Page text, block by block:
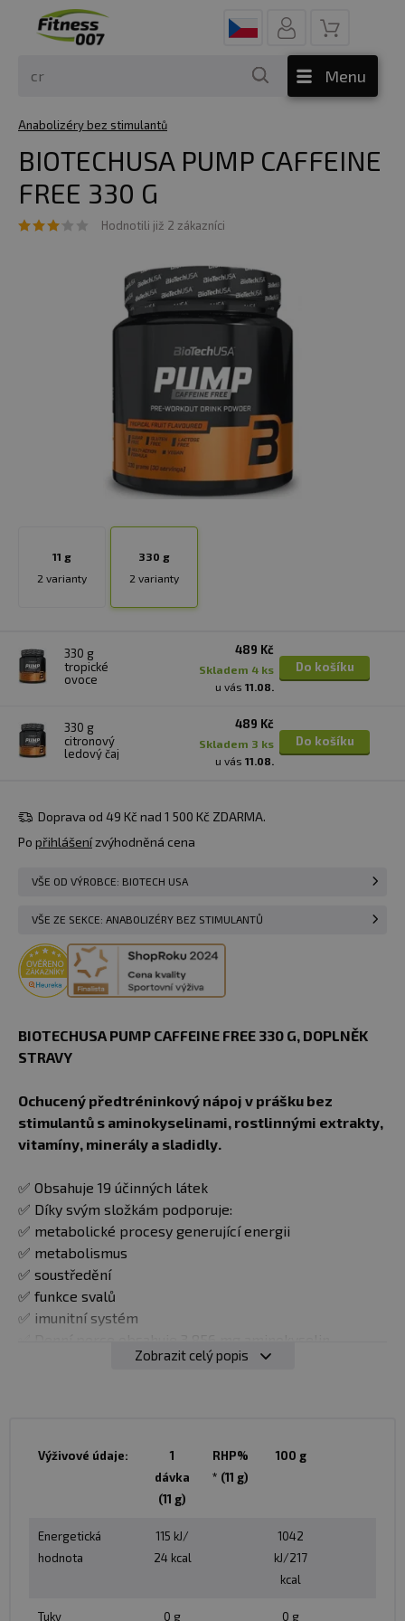
Menu
Anabolizéry bez stimulantů
BIOTECHUSA PUMP CAFFEINE
FREE 330 G
Hodnotili již 2 zákazníci
11 g
2 varianty
330 g
2 varianty
330 g
tropické
ovoce
489 Kč
skladem 4 ks
u vás 11.08.
Do košíku
330 g
citronový
ledový čaj
489 Kč
skladem 3 ks
u vás 11.08.
Do košíku
Doprava od 49 Kč nad 1 500 Kč ZDARMA.
Po přihlášenízvýhodněná cena
VŠE OD VÝROBCE: BIOTECH USA
VŠE ZE SEKCE: ANABOLIZÉRY BEZ STIMULANTŮ
BIOTECHUSA PUMP CAFFEINE FREE 330 G​, DOPLNĚK
STRAVY
Ochucený předtréninkový nápoj v prášku bez
stimulantů s aminokyselinami, rostlinnými extrakty,
vitamíny, minerály a sladidly.
✅ Obsahuje 19 účinných látek
✅ Díky svým složkám podporuje:
✅ metabolické procesy generující energii
✅ metabolismus
✅ soustředění
✅ funkce svalů
✅ imunitní systém
✅ Obsahuje 6 druhů elektrolytů
✅ Bezlepkový
BioTechUSA Pump Nápojový prášek bez kofeinu
obsahuje niacin a vitamín B6, čímž přispívá k
normálnímu energetickému metabolismu a ke snížení
Zobrazit celý popis
Výživové údaje:
1
dávka
(11 g)
RHP%
* (11 g)
100 g
Energetická
hodnota
115 kJ/
24 kcal
1042
kJ/217
kcal
Tuky 0 g 0 g